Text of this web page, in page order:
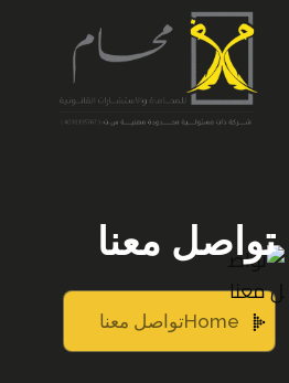
تواصل معنا
Homeتواصل معنا